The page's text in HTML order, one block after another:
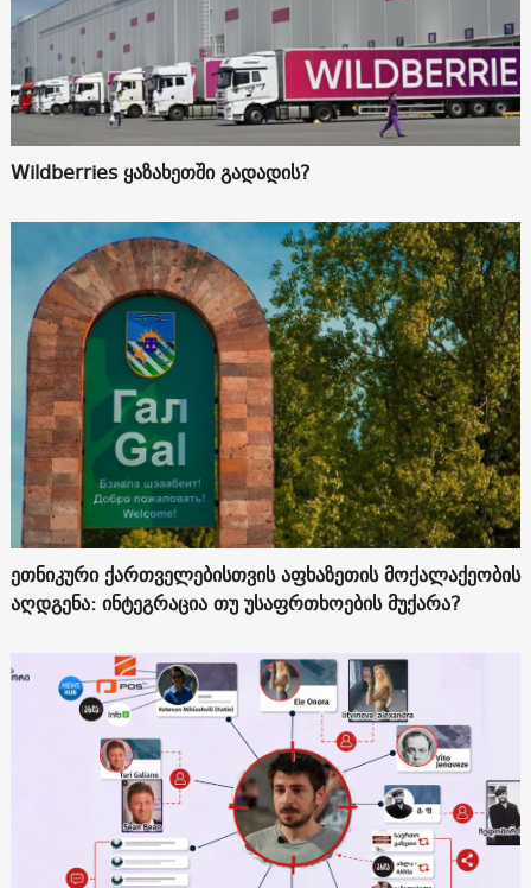
Wildberries ყაზახეთში გადადის?
ეთნიკური ქართველებისთვის აფხაზეთის მოქალაქეობის
აღდგენა: ინტეგრაცია თუ უსაფრთხოების მუქარა?